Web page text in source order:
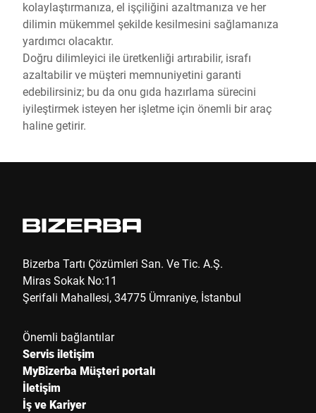
kolaylaştırmanıza, el işçiliğini azaltmanıza ve her
dilimin mükemmel şekilde kesilmesini sağlamanıza
yardımcı olacaktır.
Doğru dilimleyici ile üretkenliği artırabilir, israfı
azaltabilir ve müşteri memnuniyetini garanti
edebilirsiniz; bu da onu gıda hazırlama sürecini
iyileştirmek isteyen her işletme için önemli bir araç
haline getirir.
Bizerba Tartı Çözümleri San. Ve Tic. A.Ş.
Miras Sokak No:11
Şerifali Mahallesi, 34775 Ümraniye, İstanbul
Önemli bağlantılar
Servis iletişim
MyBizerba Müşteri portalı
İletişim
İş ve Kariyer